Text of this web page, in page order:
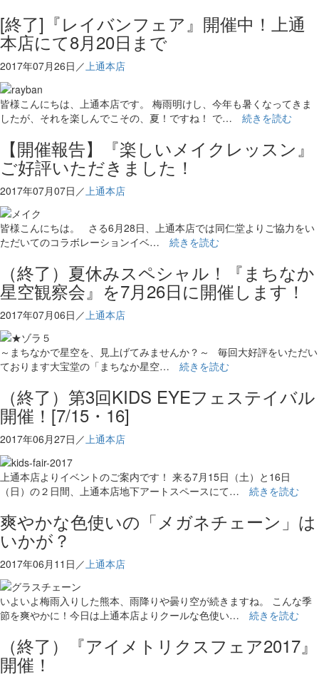
[終了]『レイバンフェア』開催中！上通
本店にて8月20日まで
2017年07月26日／上通本店
皆様こんにちは、上通本店です。 梅雨明けし、今年も暑くなってきま
したが、それを楽しんでこその、夏！ですね！ で… 続きを読む
【開催報告】『楽しいメイクレッスン』
ご好評いただきました！
2017年07月07日／ 上通本店
皆様こんにちは。 さる6月28日、上通本店では同仁堂よりご協力をい
ただいてのコラボレーションイベ… 続きを読む
（終了）夏休みスペシャル！『まちなか
星空観察会』を7月26日に開催します！
2017年07月06日／ 上通本店
～まちなかで星空を、見上げてみませんか？～ 毎回大好評をいただい
ております大宝堂の「まちなか星空… 続きを読む
（終了）第3回KIDS EYEフェステイバル
開催！[7/15・16]
2017年06月27日／上通本店
上通本店よりイベントのご案内です！ 来る7月15日（土）と16日
（日）の２日間、上通本店地下アートスペースにて… 続きを読む
爽やかな色使いの「メガネチェーン」は
いかが？
2017年06月11日／ 上通本店
いよいよ梅雨入りした熊本、雨降りや曇り空が続きますね。 こんな季
節を爽やかに！今日は上通本店よりクールな色使い… 続きを読む
（終了）『アイメトリクスフェア2017』
開催！